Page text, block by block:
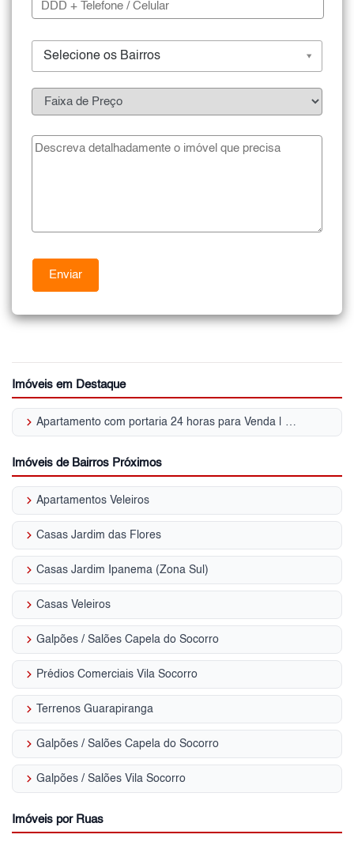
Selecione os Bairros
Imóveis em Destaque
keyboard_arrow_right Apartamento com portaria 24 horas para Venda | Socorro
Imóveis de Bairros Próximos
keyboard_arrow_right Apartamentos Veleiros
keyboard_arrow_right Casas Jardim das Flores
keyboard_arrow_right Casas Jardim Ipanema (Zona Sul)
keyboard_arrow_right Casas Veleiros
keyboard_arrow_right Galpões / Salões Capela do Socorro
keyboard_arrow_right Prédios Comerciais Vila Socorro
keyboard_arrow_right Terrenos Guarapiranga
keyboard_arrow_right Galpões / Salões Capela do Socorro
keyboard_arrow_right Galpões / Salões Vila Socorro
Imóveis por Ruas